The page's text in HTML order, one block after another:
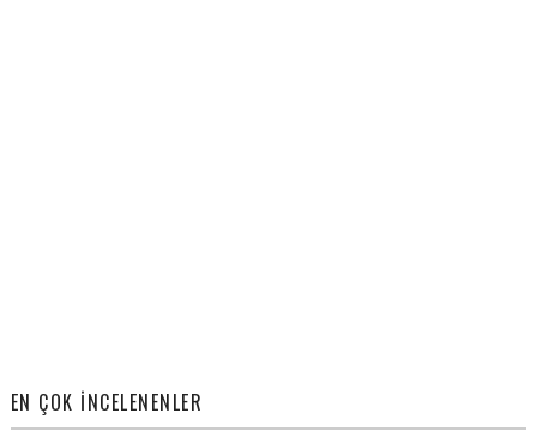
EN ÇOK İNCELENENLER